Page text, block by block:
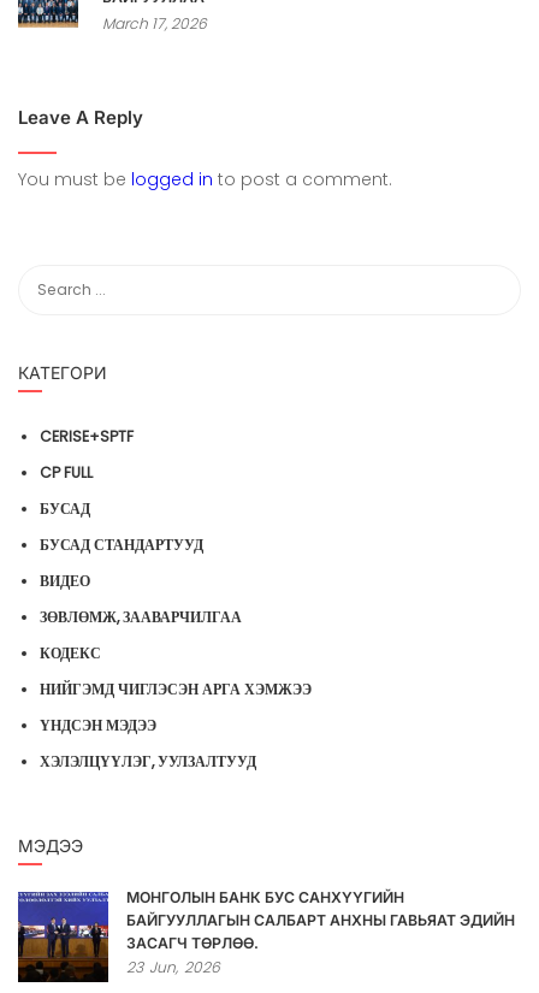
March 17, 2026
Leave A Reply
You must be logged in to post a comment.
КАТЕГОРИ
CERISE+SPTF
CP FULL
БУСАД
БУСАД СТАНДАРТУУД
ВИДЕО
ЗӨВЛӨМЖ, ЗААВАРЧИЛГАА
КОДЕКС
НИЙГЭМД ЧИГЛЭСЭН АРГА ХЭМЖЭЭ
ҮНДСЭН МЭДЭЭ
ХЭЛЭЛЦҮҮЛЭГ, УУЛЗАЛТУУД
МЭДЭЭ
МОНГОЛЫН БАНК БУС САНХҮҮГИЙН
БАЙГУУЛЛАГЫН САЛБАРТ АНХНЫ ГАВЬЯАТ ЭДИЙН
ЗАСАГЧ ТӨРЛӨӨ.
23 Jun, 2026